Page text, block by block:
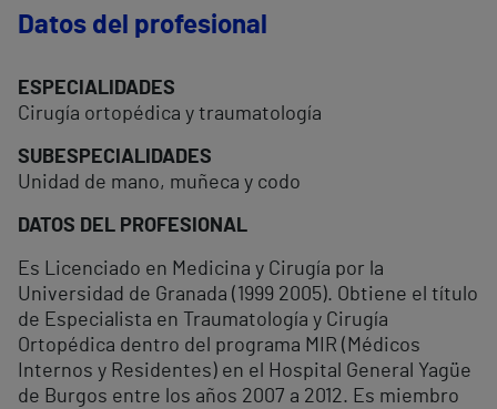
Datos del profesional
ESPECIALIDADES
Cirugía ortopédica y traumatología
SUBESPECIALIDADES
Unidad de mano, muñeca y codo
DATOS DEL PROFESIONAL
Es Licenciado en Medicina y Cirugía por la
Universidad de Granada (1999 2005). Obtiene el título
de Especialista en Traumatología y Cirugía
Ortopédica dentro del programa MIR (Médicos
Internos y Residentes) en el Hospital General Yagüe
de Burgos entre los años 2007 a 2012. Es miembro